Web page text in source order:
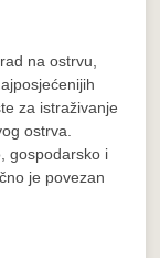
na ostrvu,
za istraživanje
ostrva.
gospodarsko i
je povezan